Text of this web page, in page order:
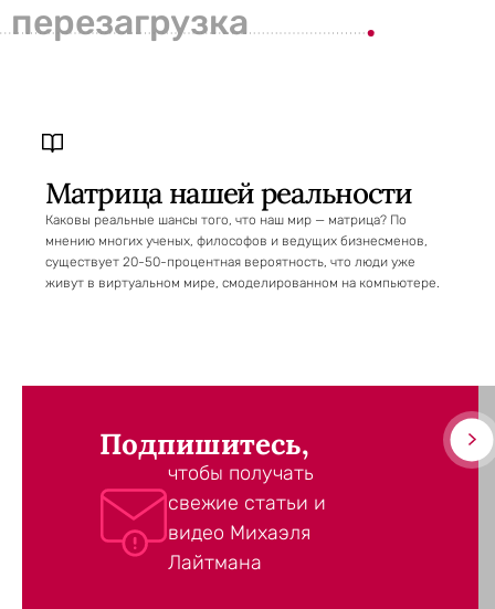
перезагрузка
Матрица нашей реальности
Каковы реальные шансы того, что наш мир — матрица? По
мнению многих ученых, философов и ведущих бизнесменов,
существует 20-50-процентная вероятность, что люди уже
живут в виртуальном мире, смоделированном на компьютере.
Подпишитесь,
чтобы получать
свежие статьи и
видео Михаэля
Лайтмана